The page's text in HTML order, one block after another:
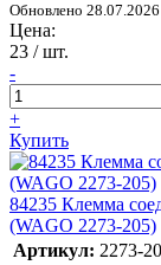
Обновлено 28.07.2026
Цена:
23 / шт.
-
+
Купить
84235 Клемма
(WAGO 2273-205)
Артикул: 2273-